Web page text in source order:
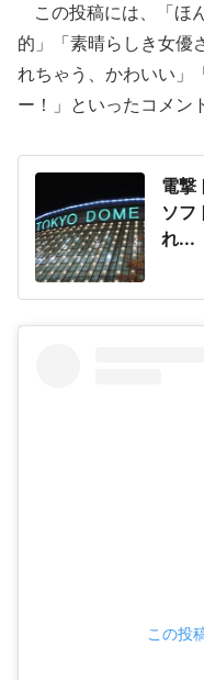
この投稿には、「ほ
的」「素晴らしき女優
れちゃう、かわいい」
ー！」といったコメン
電撃
ソフ
れ...
この投